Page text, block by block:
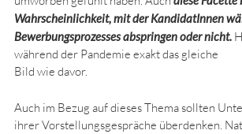
Wahrscheinlichkeit, mit der KandidatInnen
Bewerbungsprozesses abspringen oder nicht.
während der Pandemie exakt das gleiche
Bild wie davor.
Auch im Bezug auf dieses Thema sollten
ihrer Vorstellungsgespräche überdenken.